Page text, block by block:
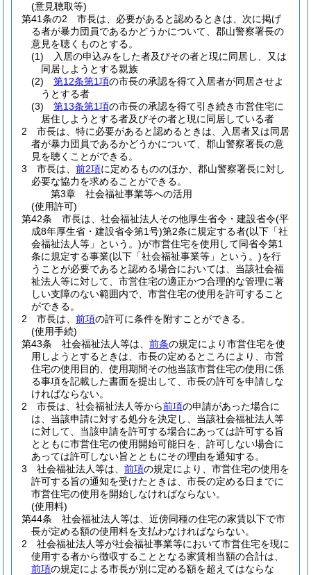
(意見聴取等)
第41条の2
市長は、必要があると認めるときは、次に掲げ
る者が暴力団員であるかどうかについて、郡山警察署長の
意見を聴くものとする。
(1)
入居の申込みをした者及びその者と現に同居し、又は
同居しようとする親族
(2)
第12条第1項の市長の承認を得て入居者が同居させよ
うとする者
(3)
第13条第1項の市長の承認を得て引き続き市営住宅に
居住しようとする者及びその者と現に同居している者
2
市長は、特に必要があると認めるときは、入居者又は同居
者が暴力団員であるかどうかについて、郡山警察署長の意
見を聴くことができる。
3
市長は、 前2項に定めるもののほか、郡山警察署長に対し
必要な協力を求めることができる。
第3章
社会福祉事業等への活用
(使用許可)
第42条
市長は、社会福祉法人その他厚生省令・建設省令(平
成8年厚生省・建設省令第1号)第2条に規定する者(以下「社
会福祉法人等」という。)が市営住宅を使用して同省令第1
条に規定する事業(以下「社会福祉事業等」という。)を行
うことが必要であると認める場合においては、当該社会福
祉法人等に対して、市営住宅の適正かつ合理的な管理に著
しい支障のない範囲内で、市営住宅の使用を許可すること
ができる。
2
市長は、 前項の許可に条件を附すことができる。
(使用手続)
第43条
社会福祉法人等は、 前条の規定により市営住宅を使
用しようとするときは、市長の定めるところにより、市営
住宅の使用目的、使用期間その他当該市営住宅の使用に係
る事項を記載した書面を提出して、市長の許可を申請しな
ければならない。
2
市長は、社会福祉法人等から前項の申請があった場合に
は、当該申請に対する処分を決定し、当該社会福祉法人等
に対して、当該申請を許可する場合にあっては許可する旨
とともに市営住宅の使用開始可能日を、許可しない場合に
あっては許可しない旨とともにその理由を通知する。
3
社会福祉法人等は、 前項の規定により、市営住宅の使用を
許可する旨の通知を受けたときは、市長の定める日までに
市営住宅の使用を開始しなければならない。
(使用料)
第44条
社会福祉法人等は、近傍同種の住宅の家賃以下で市
長が定める額の使用料を支払わなければならない。
2
社会福祉法人等が社会福祉事業等において市営住宅を現に
使用する者から徴収することとなる家賃相当額の合計は、
前項の規定による市長が別に定める額を超えてはならな